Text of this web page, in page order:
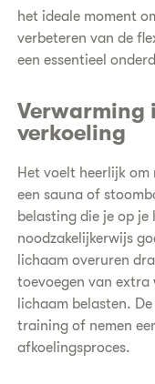
het ideale moment
verbeteren van de
een essentieel
Verwarming
verkoeling
Het voelt heerlijk om
een sauna of
belasting die je op
noodzakelijkerwijs
lichaam overuren
toevoegen van
lichaam belasten.
training of nemen
afkoelingsproces.